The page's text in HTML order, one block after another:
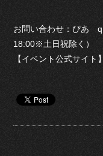
お問い合わせ：ぴあ
18:00※土日祝除く）
【イベント公式サイト】